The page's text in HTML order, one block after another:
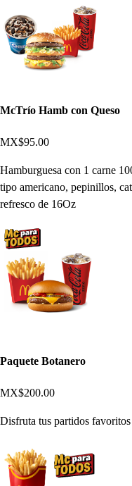
McTrío Hamb con Queso
MX$95.00
Hamburguesa con 1 carne
tipo americano, pepinillos,
refresco de 16Oz
Paquete Botanero
MX$200.00
Disfruta tus partidos